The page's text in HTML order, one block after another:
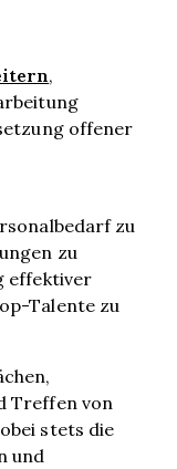
,
offener
zu
zu
effektiver
Talente zu
Treffen von
stets die
und